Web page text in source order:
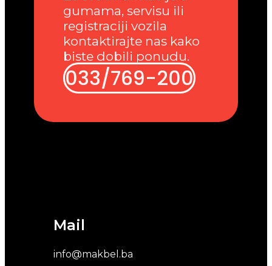
Mail
info@makbel.ba
gumama, servisu ili
registraciji vozila
kontaktirajte nas kako
biste dobili ponudu.
033/769-200